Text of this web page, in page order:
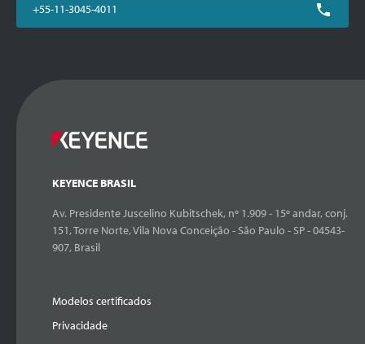
+55-11-3045-4011
KEYENCE BRASIL
Av. Presidente Juscelino Kubitschek, nº 1.909 - 15º andar, conj.
151, Torre Norte, Vila Nova Conceição - São Paulo - SP - 04543-
907, Brasil
Modelos certificados
Privacidade